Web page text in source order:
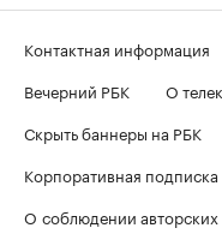
Контактная информация
Вечерний РБК
О
Скрыть баннеры на РБК
Корпоративная подписка
О соблюдении авторских